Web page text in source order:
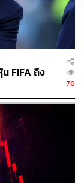
FIFA ถึง
70